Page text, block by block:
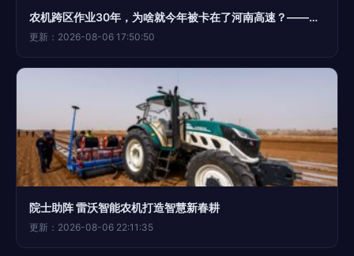
农机跨区作业30年，为啥就今年被卡在了河南高速？——透视“麦收通行难”背后的农机困局
更新：2026-08-06 17:50:50
院士助阵 雷沃智能农机打造智慧新春耕
更新：2026-08-06 22:11:35